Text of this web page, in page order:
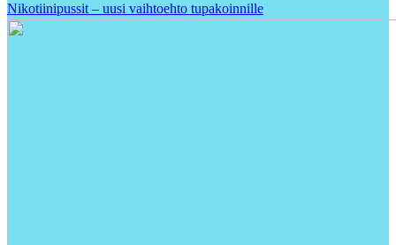
Nikotiinipussit – uusi vaihtoehto tupakoinnille